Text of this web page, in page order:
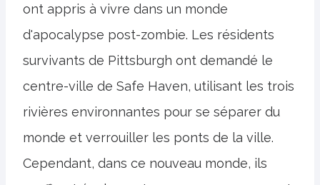
ont appris à vivre dans un monde
d'apocalypse post-zombie. Les résidents
survivants de Pittsburgh ont demandé le
centre-ville de Safe Haven, utilisant les trois
rivières environnantes pour se séparer du
monde et verrouiller les ponts de la ville.
Cependant, dans ce nouveau monde, ils